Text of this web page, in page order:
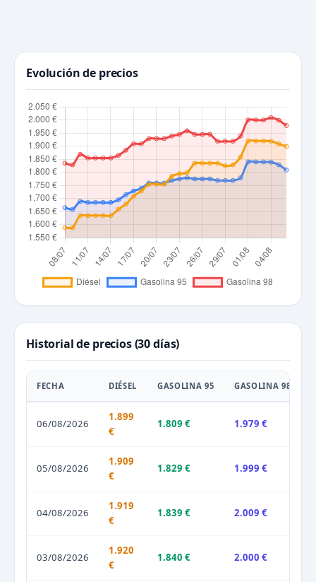
Evolución de precios
Historial de precios (30 días)
FECHA DIÉSEL GASOLINA 95 GASOLINA 98
06/08/2026
1.899
€
1.809 € 1.979 €
05/08/2026
1.909
€
1.829 € 1.999 €
04/08/2026
1.919
€
1.839 € 2.009 €
03/08/2026
1.920
€
1.840 € 2.000 €